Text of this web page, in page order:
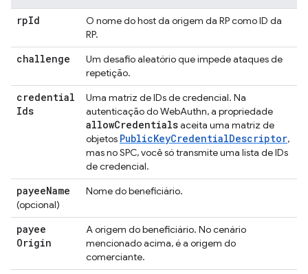
rpId
O nome do host da origem da RP como ID da
RP.
challenge
Um desafio aleatório que impede ataques de
repetição.
credential
Ids
Uma matriz de IDs de credencial. Na
autenticação do WebAuthn, a propriedade
allowCredentialsaceita uma matriz de
objetos PublicKeyCredentialDescriptor,
mas no SPC, você só transmite uma lista de IDs
de credencial.
payeeName
(opcional)
Nome do beneficiário.
payee
Origin
A origem do beneficiário. No cenário
mencionado acima, é a origem do
comerciante.